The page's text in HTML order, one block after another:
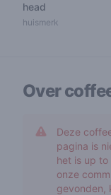
head
huismerk
Over
Deze
pagina is
het is up
onze
gevonden,